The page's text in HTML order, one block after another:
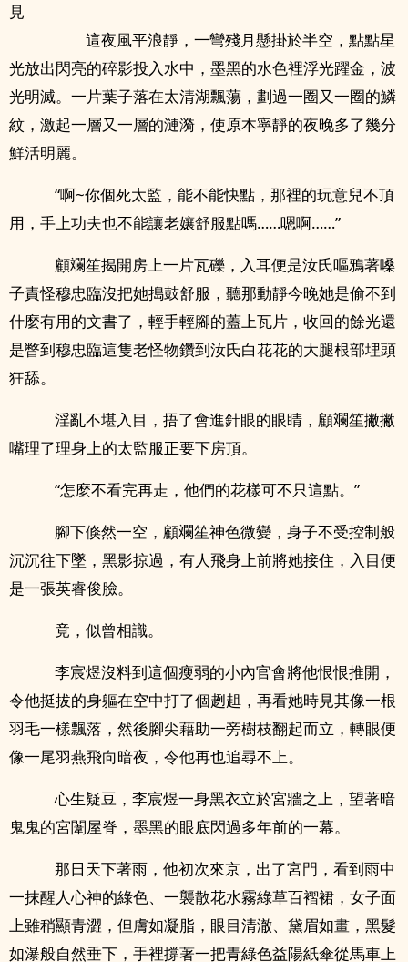
見
這夜風平浪靜，一彎殘月懸掛於半空，點點星
光放出閃亮的碎影投入水中，墨黑的水色裡浮光躍金，波
光明滅。一片葉子落在太清湖飄蕩，劃過一圈又一圈的鱗
紋，激起一層又一層的漣漪，使原本寧靜的夜晚多了幾分
鮮活明麗。
“啊~你個死太監，能不能快點，那裡的玩意兒不頂
用，手上功夫也不能讓老孃舒服點嗎……嗯啊……”
顧斕笙揭開房上一片瓦礫，入耳便是汝氏嘔鴉著嗓
子責怪穆忠臨沒把她搗鼓舒服，聽那動靜今晚她是偷不到
什麼有用的文書了，輕手輕腳的蓋上瓦片，收回的餘光還
是瞥到穆忠臨這隻老怪物鑽到汝氏白花花的大腿根部埋頭
狂舔。
淫亂不堪入目，捂了會進針眼的眼睛，顧斕笙撇撇
嘴理了理身上的太監服正要下房頂。
“怎麼不看完再走，他們的花樣可不只這點。”
腳下倏然一空，顧斕笙神色微變，身子不受控制般
沉沉往下墜，黑影掠過，有人飛身上前將她接住，入目便
是一張英睿俊臉。
竟，似曾相識。
李宸煜沒料到這個瘦弱的小內官會將他恨恨推開，
令他挺拔的身軀在空中打了個趔趄，再看她時見其像一根
羽毛一樣飄落，然後腳尖藉助一旁樹枝翻起而立，轉眼便
像一尾羽燕飛向暗夜，令他再也追尋不上。
心生疑豆，李宸煜一身黑衣立於宮牆之上，望著暗
鬼鬼的宮闈屋脊，墨黑的眼底閃過多年前的一幕。
那日天下著雨，他初次來京，出了宮門，看到雨中
一抹醒人心神的綠色、一襲散花水霧綠草百褶裙，女子面
上雖稍顯青澀，但膚如凝脂，眼目清澈、黛眉如畫，黑髮
如瀑般自然垂下，手裡撐著一把青綠色益陽紙傘從馬車上